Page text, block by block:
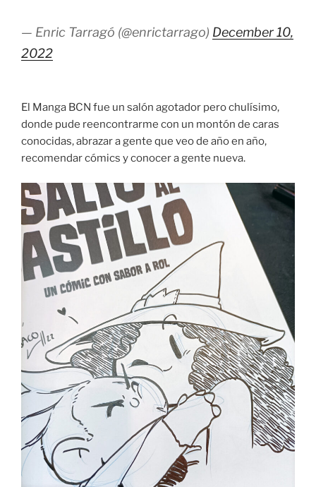
— Enric Tarragó (@enrictarrago) December 10,
2022
El Manga BCN fue un salón agotador pero chulísimo,
donde pude reencontrarme con un montón de caras
conocidas, abrazar a gente que veo de año en año,
recomendar cómics y conocer a gente nueva.